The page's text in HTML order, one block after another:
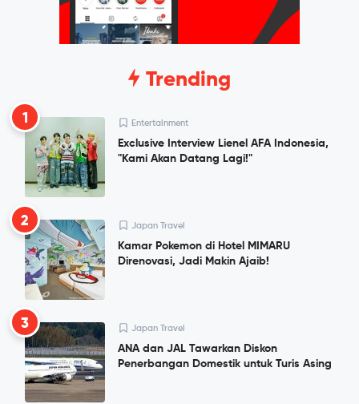
Trending
1 Entertainment
Exclusive Interview Lienel AFA Indonesia,
"Kami Akan Datang Lagi!"
2 Japan Travel
Kamar Pokemon di Hotel MIMARU
Direnovasi, Jadi Makin Ajaib!
3 Japan Travel
ANA dan JAL Tawarkan Diskon
Penerbangan Domestik untuk Turis Asing